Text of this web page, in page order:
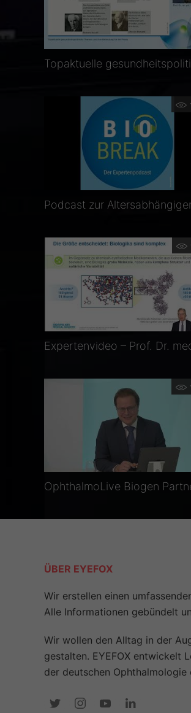
ÜBER EYEFOX
Wir erstellen einen
Alle Informationen gebündelt
Wir wollen den Alltag in der
gestalten. EYEFOX entwickelt
der deutschen